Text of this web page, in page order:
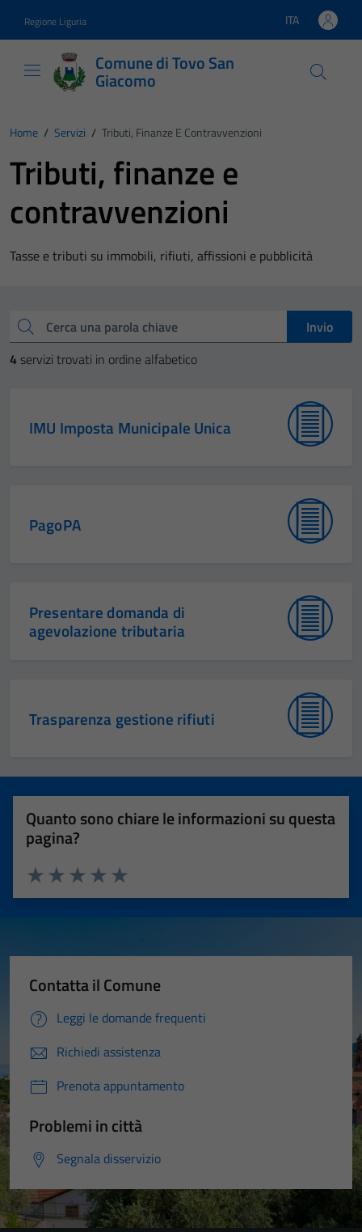
Regione Liguria Lingua attiva:
ITA
Comune di Tovo San
Giacomo
Home / Servizi / Tributi, Finanze E Contravvenzioni
Tributi, finanze e
contravvenzioni
Tasse e tributi su immobili, rifiuti, affissioni e pubblicità
Cerca una parola chiave
Invio
4 servizi trovati in ordine alfabetico
IMU Imposta Municipale Unica
PagoPA
Presentare domanda di
agevolazione tributaria
Trasparenza gestione rifiuti
Quanto sono chiare le informazioni su questa
pagina?
Valuta 5 stelle su 5
Valuta 4 stelle su 5
Valuta 3 stelle su 5
Valuta 2 stelle su 5
Valuta 1 stelle su 5
Contatta il Comune
Leggi le domande frequenti
Richiedi assistenza
Prenota appuntamento
Problemi in città
Segnala disservizio